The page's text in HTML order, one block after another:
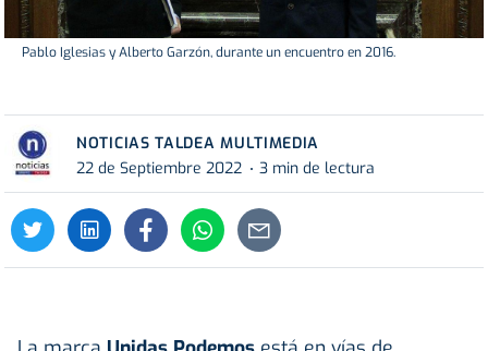
Pablo Iglesias y Alberto Garzón, durante un encuentro en 2016.
NOTICIAS TALDEA MULTIMEDIA
22 de Septiembre 2022
3 min de lectura